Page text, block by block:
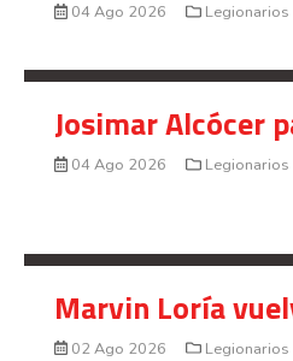
04 Ago 2026 Legionarios
Josimar Alcócer
04 Ago 2026 Legionarios
Marvin Loría
02 Ago 2026 Legionarios